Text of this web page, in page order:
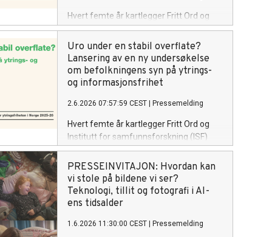
Hvert femte år kartlegger Fritt Ord og
Institutt for samfunnsforskning (ISF)
synet på ytringsfrihet i Norge. Hvordan
ser nordmenn på ytringsfrihet i dag? Ny
forskningsrapport gir svar. Fritt Ord og
ISF inviterer til lansering av
og samtale om funnene mandag 8. juni
2026 kl. 9.00–11.00 i Fritt Ords lokaler i
Uranienborgveien 2, Oslo.
Uro under en stabil overflate?
Lansering av en ny undersøkelse
om befolkningens syn på ytrings-
og informasjonsfrihet
2.6.2026 07:57:59 CEST Pressemelding
Hvert femte år kartlegger Fritt Ord og
Institutt for samfunnsforskning (ISF)
synet på ytringsfrihet i Norge. Hvordan
ser nordmenn på ytringsfrihet i dag? Ny
forskningsrapport gir svar. Fritt Ord og
ISF inviterer til lansering av
rapporten Uro under en stabil overflate?
2026 kl. 9.00–11.00 i Fritt Ords lokaler i
PRESSEINVITAJON: Hvordan kan
vi stole på bildene vi ser?
Teknologi, tillit og fotografi i AI-
ens tidsalder
1.6.2026 11:30:00 CEST Pressemelding